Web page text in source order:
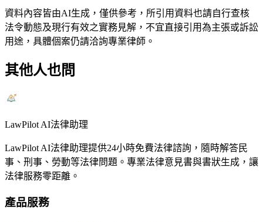
資料內容皆由AI生成，僅供參考，所引用資料也請自行查核
法令動態及現行有效之實務見解，不宜直接引用為主張或訴訟
用途，具體個案仍請洽詢專業律師。
其他人也問
LawPilot AI法律助理
LawPilot AI法律助理提供24小時免費法律諮詢，隨時解答民
事、刑事、勞動等法律問題。專業法律意見書與書狀生成，讓
法律服務零距離。
產品服務